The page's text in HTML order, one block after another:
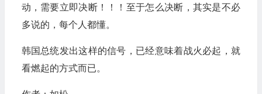
动，需要立即决断！！！至于怎么决断，其实是不必
多说的，每个人都懂。
韩国总统发出这样的信号，已经意味着战火必起，就
看燃起的方式而已。